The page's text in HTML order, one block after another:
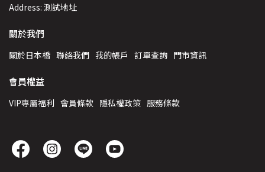
Address: 測試地址
關於我們
關於日本橋 聯絡我們 我的帳戶 訂單查詢 門市資訊
會員權益
VIP專屬福利 會員條款 隱私權政策 服務條款